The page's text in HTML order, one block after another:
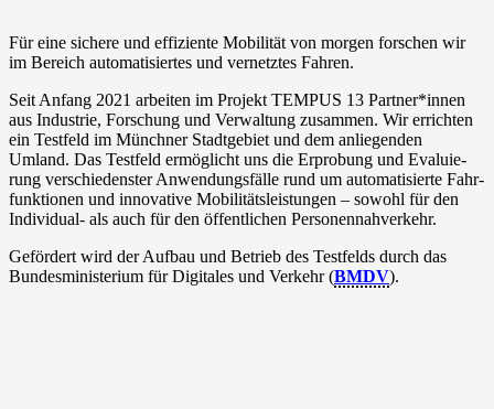
Für eine siche­re und effi­zi­en­te Mobi­li­tät von mor­gen for­schen wir
im Bereich auto­ma­ti­sier­tes und ver­netz­tes Fahren.
Seit Anfang 2021 arbei­ten im Pro­jekt TEMPUS 13 Partner*innen
aus Indus­trie, For­schung und Ver­wal­tung zusam­men. Wir errich­ten
ein Test­feld im Münch­ner Stadt­ge­biet und dem anlie­gen­den
Umland. Das Test­feld ermög­licht uns die Erpro­bung und Eva­lu­ie­
rung ver­schie­dens­ter Anwen­dungs­fäl­le rund um auto­ma­ti­sier­te Fahr­
funk­tio­nen und inno­va­ti­ve Mobi­li­täts­leis­tun­gen – sowohl für den
Individual- als auch für den öffent­li­chen Personennahverkehr.
Geför­dert wird der Auf­bau und Betrieb des Test­felds durch das
Bun­des­mi­nis­te­ri­um für Digi­ta­les und Ver­kehr (BMDV).